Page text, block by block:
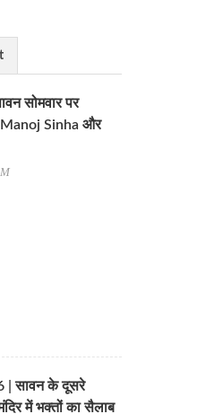
सोमवार पर
Manoj Sinha और
| सावन के दूसरे
में भक्तों का सैलाब